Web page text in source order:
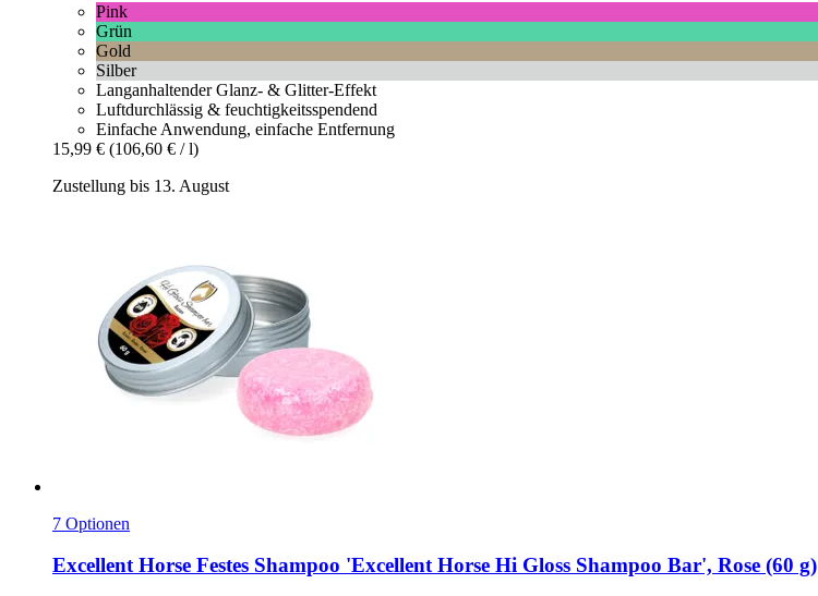
Pink
Grün
Gold
Silber
Langanhaltender Glanz- & Glitter-Effekt
Luftdurchlässig & feuchtigkeitsspendend
Einfache Anwendung, einfache Entfernung
15,99 € (106,60 € / l)
Zustellung bis 13. August
7 Optionen
Excellent Horse Festes Shampoo 'Excellent Horse Hi Gloss Shampoo Bar', Rose (60 g)